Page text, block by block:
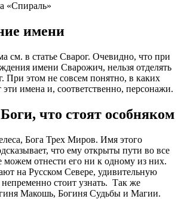
«Спираль»
имени
см. в статье Сварог. Очевидно, что при
имени Сварожич, нельзя отделять
При этом не совсем понятно, в каких
эти имена и, соответственно, персонажи.
что стоят особняком
Бога Трех Миров. Имя этого
что ему открыты пути во все
можем отнести его ни к одному из них.
на Русском Севере, удивительную
стоит узнать. Так же
Макошь, Богиня Судьбы и Магии.